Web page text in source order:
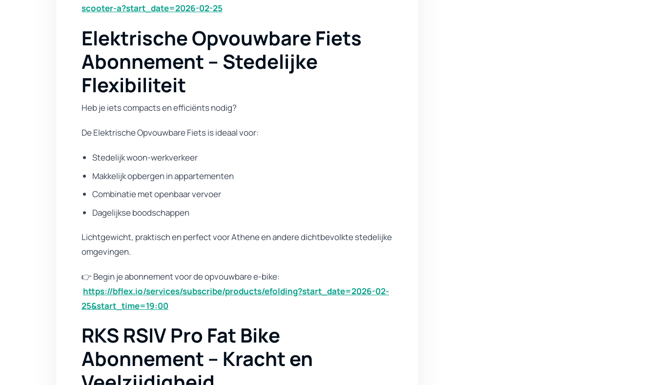
scooter-a?start_date=2026-02-25
Elektrische Opvouwbare Fiets
Abonnement – Stedelijke
Flexibiliteit
Heb je iets compacts en efficiënts nodig?
De Elektrische Opvouwbare Fiets is ideaal voor:
Stedelijk woon-werkverkeer
Makkelijk opbergen in appartementen
Combinatie met openbaar vervoer
Dagelijkse boodschappen
Lichtgewicht, praktisch en perfect voor Athene en andere dichtbevolkte stedelijke
omgevingen.
👉 Begin je abonnement voor de opvouwbare e-bike:
https://bflex.io/services/subscribe/products/efolding?start_date=2026-02-
25&start_time=19:00
RKS RSIV Pro Fat Bike
Abonnement – Kracht en